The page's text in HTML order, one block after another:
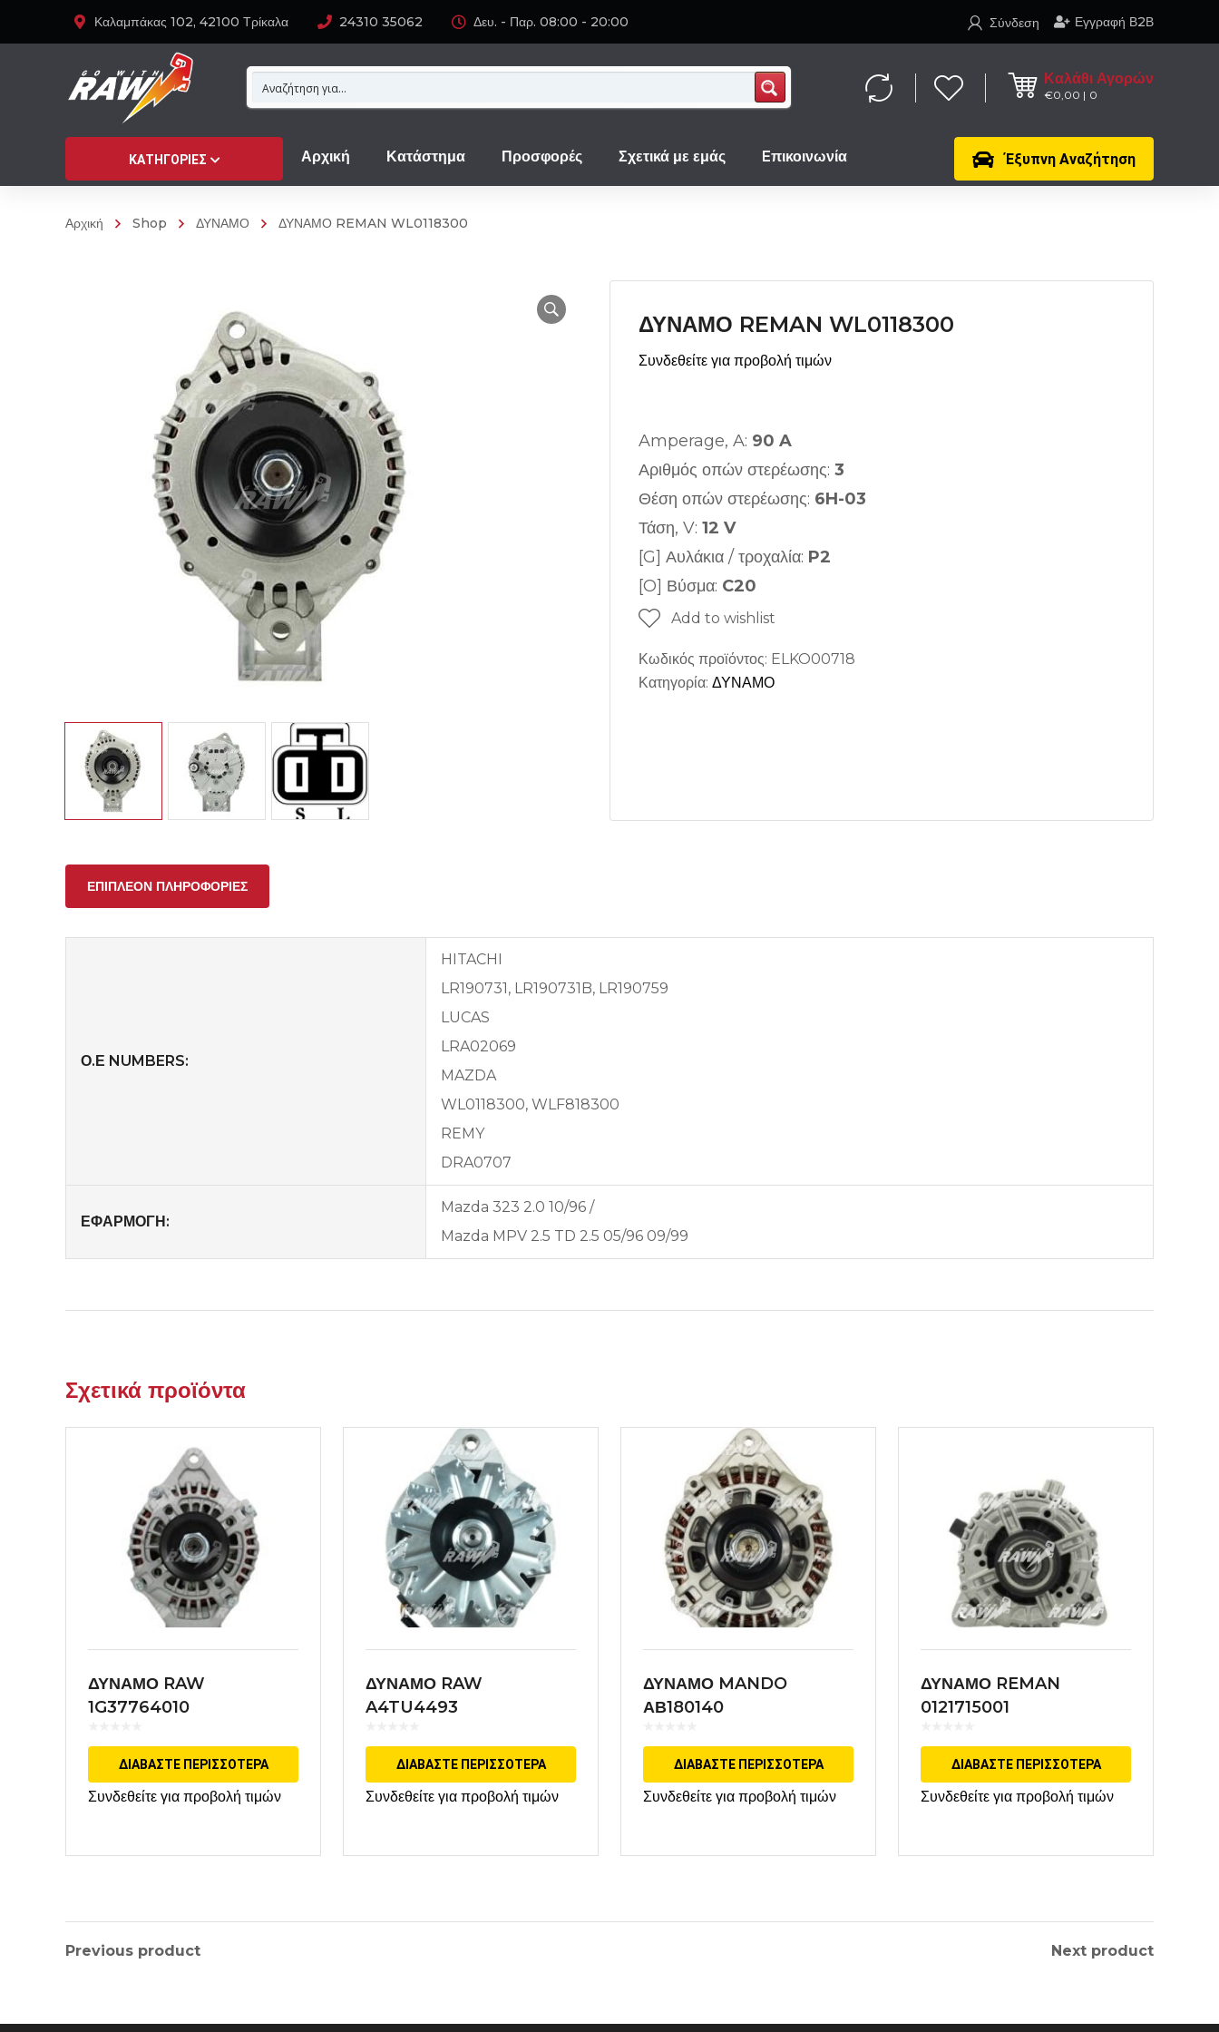
Καλαμπάκας 102, 42100 Τρίκαλα 24310 35062 Δευ. - Παρ. 08:00 - 20:00 Εγγραφή Β2Β
Σύνδεση
Καλάθι Αγορών
€0,00 0
Έξυπνη Αναζήτηση
ΚΑΤΗΓΟΡΊΕΣ Αρχική Κατάστημα Προσφορές Σχετικά με εμάς Eπικοινωνία
Αρχική Shop ΔΥΝΑΜΟ ΔΥΝΑΜΟ REMAN WL0118300
ΔΥΝΑΜΟ REMAN WL0118300
Συνδεθείτε για προβολή τιμών
Amperage, A: 90 A
Αριθμός οπών στερέωσης: 3
Θέση οπών στερέωσης: 6H-03
Τάση, V: 12 V
[G] Αυλάκια / τροχαλία: P2
[O] Βύσμα: C20
Add to wishlist
Κωδικός προϊόντος: ELKO00718
Κατηγορία: ΔΥΝΑΜΟ
ΕΠΙΠΛΈΟΝ ΠΛΗΡΟΦΟΡΊΕΣ
Ο.Ε NUMBERS:
HITACHI
LR190731, LR190731B, LR190759
LUCAS
LRA02069
MAZDA
WL0118300, WLF818300
REMY
DRA0707
ΕΦΑΡΜΟΓΗ:
Mazda 323 2.0 10/96 /
Mazda MPV 2.5 TD 2.5 05/96 09/99
Σχετικά προϊόντα
ΔΥΝΑΜΟ RAW
1G37764010
ΔΙΑΒΆΣΤΕ ΠΕΡΙΣΣΌΤΕΡΑ
Συνδεθείτε για προβολή τιμών
ΔΥΝΑΜΟ RAW
A4TU4493
ΔΙΑΒΆΣΤΕ ΠΕΡΙΣΣΌΤΕΡΑ
Συνδεθείτε για προβολή τιμών
ΔΥΝΑΜΟ MANDO
ΑΒ180140
ΔΙΑΒΆΣΤΕ ΠΕΡΙΣΣΌΤΕΡΑ
Συνδεθείτε για προβολή τιμών
ΔΥΝΑΜΟ REMAN
0121715001
ΔΙΑΒΆΣΤΕ ΠΕΡΙΣΣΌΤΕΡΑ
Συνδεθείτε για προβολή τιμών
Previous product Next product